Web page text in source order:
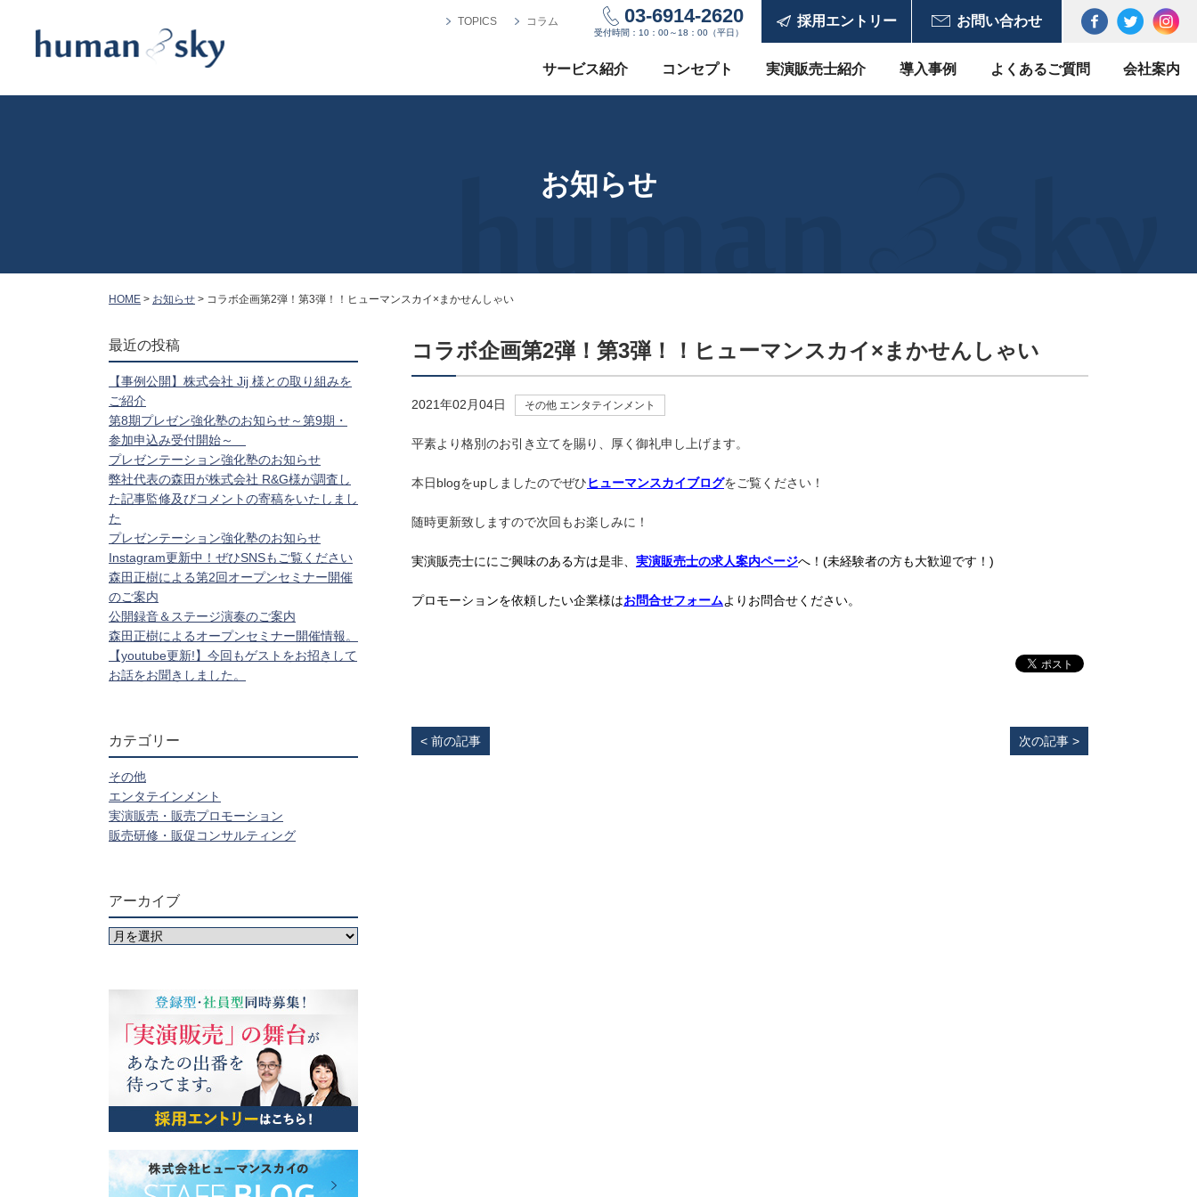
TOPICS コラム 03-6914-2620
受付時間：10：00～18：00（平日）
採用エントリー お問い合わせ
サービス紹介 コンセプト 実演販売士紹介 導入事例 よくあるご質問 会社案内
お知らせ
HOME > お知らせ > コラボ企画第2弾！第3弾！！ヒューマンスカイ×まかせんしゃい
コラボ企画第2弾！第3弾！！ヒューマンスカイ×まかせんしゃい
2021年02月04日 その他 エンタテインメント
平素より格別のお引き立てを賜り、厚く御礼申し上げます。
本日blogをupしましたのでぜひヒューマンスカイブログをご覧ください！
随時更新致しますので次回もお楽しみに！
実演販売士ににご興味のある方は是非、 実演販売士の求人案内ページへ！(未経験者の方も大歓迎です！)
プロモーションを依頼したい企業様はお問合せフォームよりお問合せください。
< 前の記事 次の記事 >
最近の投稿
【事例公開】株式会社 Jij 様との取り組みを
ご紹介
第8期プレゼン強化塾のお知らせ～第9期・
参加申込み受付開始～
プレゼンテーション強化塾のお知らせ
弊社代表の森田が株式会社 R&G様が調査し
た記事監修及びコメントの寄稿をいたしまし
た
プレゼンテーション強化塾のお知らせ
Instagram更新中！ぜひSNSもご覧ください
森田正樹による第2回オープンセミナー開催
のご案内
公開録音＆ステージ演奏のご案内
森田正樹によるオープンセミナー開催情報。
【youtube更新!】今回もゲストをお招きして
お話をお聞きしました。
カテゴリー
その他
エンタテインメント
実演販売・販売プロモーション
販売研修・販促コンサルティング
アーカイブ